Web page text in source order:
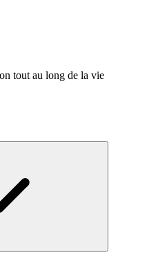
tout au long de la vie